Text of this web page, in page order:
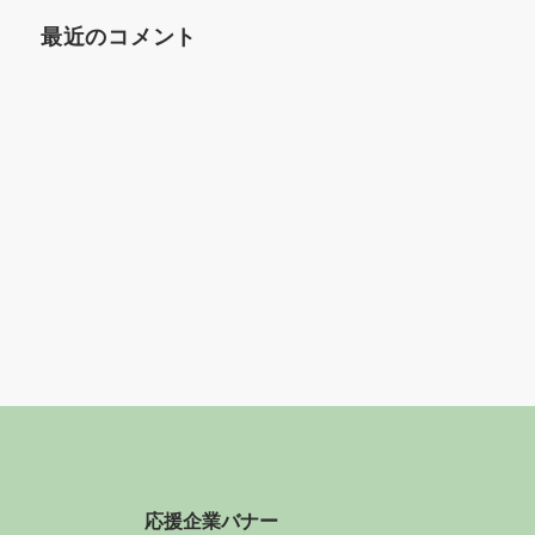
最近のコメント
応援企業バナー